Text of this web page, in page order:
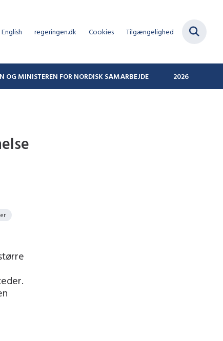
English regeringen.dk Cookies Tilgængelighed
OG MINISTEREN FOR NORDISK SAMARBEJDE 2026